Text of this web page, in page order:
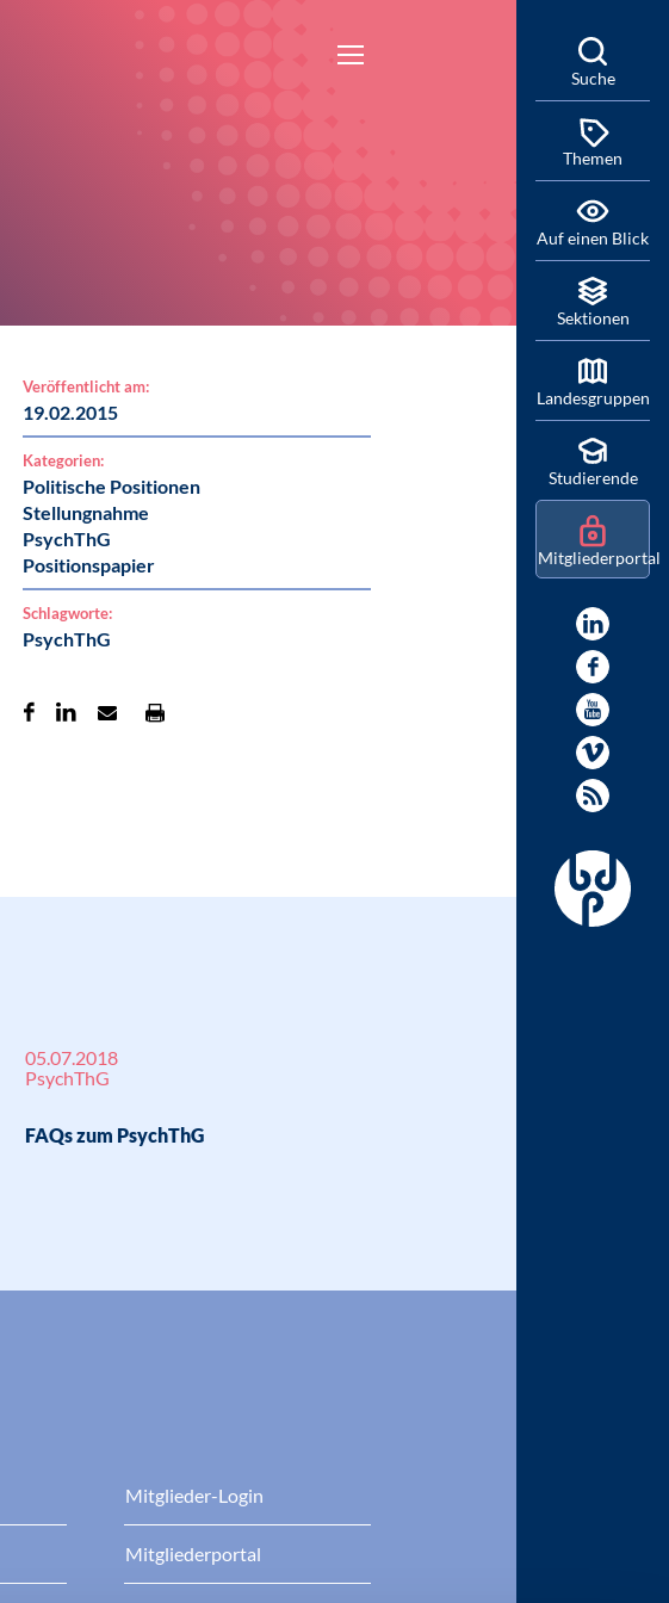
Veröffentlicht am:
19.02.2015
Kategorien:
Politische Positionen
Stellungnahme
PsychThG
Positionspapier
Schlagworte:
PsychThG
05.07.2018
PsychThG
FAQs zum PsychThG
Mitglieder-Login
Mitgliederportal
Suche
Themen
Auf einen Blick
Sektionen
Landesgruppen
Studierende
Mitgliederportal